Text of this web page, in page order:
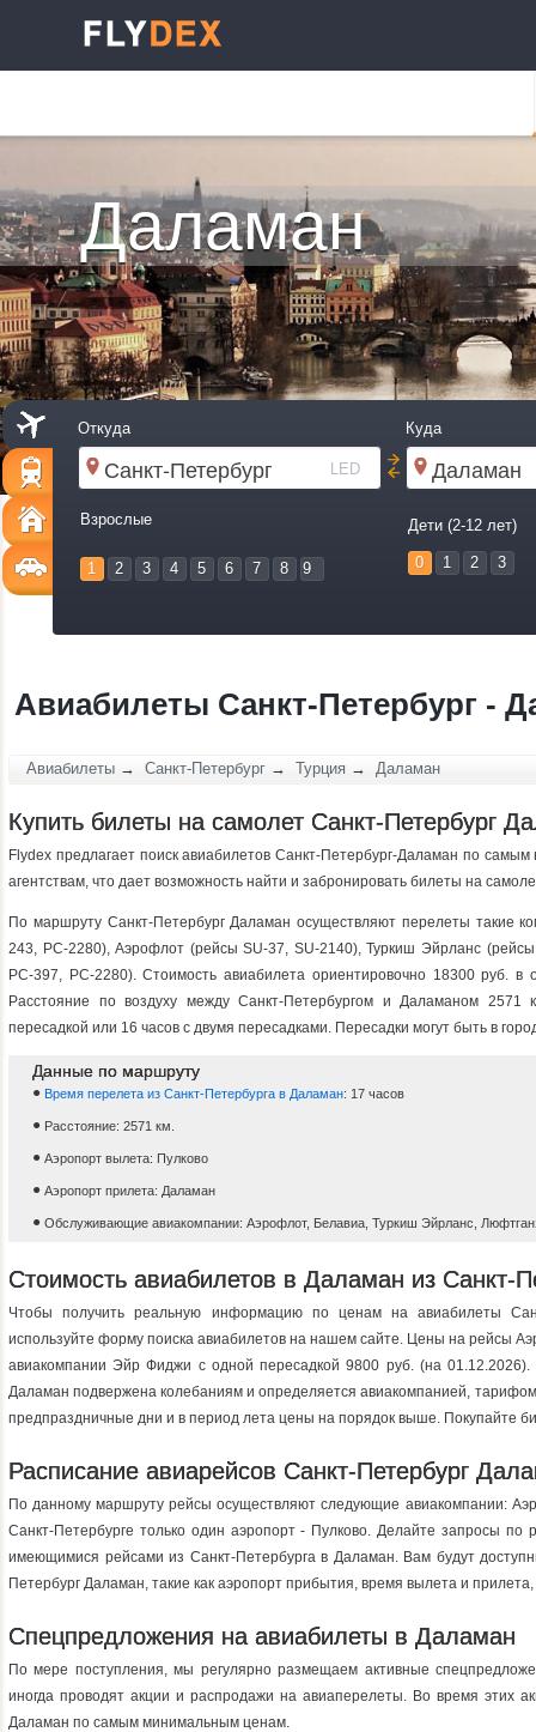
Даламан
Откуда Куда
LED
Взрослые
1 2 3 4 5 6 7 8 9
Дети (2-12 лет)
0 1 2 3
Авиабилеты Санкт-Петербург -
Авиабилеты → Санкт-Петербург → Турция → Даламан
Купить билеты на самолет Санкт-Петербург
Flydex предлагает поиск авиабилетов Санкт-Петербург-Даламан по
агентствам, что дает возможность найти и забронировать билеты на
По маршруту Санкт-Петербург Даламан осуществляют перелеты такие
243, PC-2280), Аэрофлот (рейсы SU-37, SU-2140), Туркиш Эйрланс
PC-397, PC-2280). Стоимость авиабилета ориентировочно 18300 руб.
Расстояние по воздуху между Санкт-Петербургом и Даламаном
пересадкой или 16 часов c двумя пересадками. Пересадки могут быть в
Данные по маршруту
Время перелета из Санкт-Петербурга в Даламан: 17 часов
Расстояние: 2571 км.
Аэропорт вылета: Пулково
Аэропорт прилета: Даламан
Обслуживающие авиакомпании: Аэрофлот, Белавиа, Туркиш Эйрланс,
Стоимость авиабилетов в Даламан из Санкт-
Чтобы получить реальную информацию по ценам на авиабилеты
используйте форму поиска авиабилетов на нашем сайте. Цены на рейсы
авиакомпании Эйр Фиджи с одной пересадкой 9800 руб. (на 01.12.2026).
Даламан подвержена колебаниям и определяется авиакомпанией,
предпраздничные дни и в период лета цены на порядок выше. Покупайте
Расписание авиарейсов Санкт-Петербург
По данному маршруту рейсы осуществляют следующие авиакомпании:
Санкт-Петербурге только один аэропорт - Пулково. Делайте запросы по
имеющимися рейсами из Санкт-Петербурга в Даламан. Вам будут
Петербург Даламан, такие как аэропорт прибытия, время вылета и
Спецпредложения на авиабилеты в Даламан
По мере поступления, мы регулярно размещаем активные
иногда проводят акции и распродажи на авиаперелеты. Во время этих
Даламан по самым минимальным ценам.